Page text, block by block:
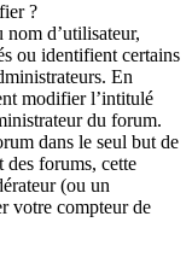
?
nom d’utilisateur,
ou identifient certains
En
modifier l’intitulé
du forum.
dans le seul but de
des forums, cette
(ou un
votre compteur de